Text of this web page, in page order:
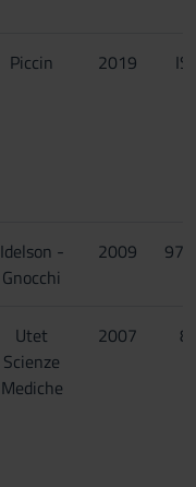
Piccin 2019
Idelson -
Gnocchi
2009
Utet
Scienze
Mediche
2007